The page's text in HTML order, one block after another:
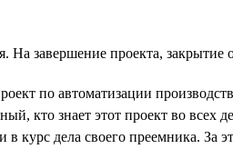
На завершение проекта, закрытие
по автоматизации
кто знает этот проект во всех
в курс дела своего преемника.